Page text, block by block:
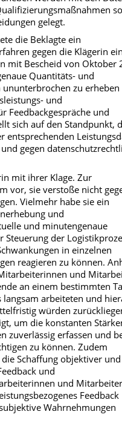
gelegt.
die Beklagte ein
gegen die Klägerin
mit Bescheid von Oktober
Quantitäts- und
zu
und
Feedbackgespräche und
sich auf den Standpunkt,
entsprechenden
gegen
mit ihrer Klage. Zur
vor, sie verstoße nicht
Vielmehr habe sie ein
und
und minutengenaue
der
in einzelnen
reagieren zu können.
und
an einem bestimmten
langsam arbeiteten und
würden
um die konstanten
zuverlässig erfassen und
zu können. Zudem
Schaffung objektiver und
und
und
Feedback
Wahrnehmungen